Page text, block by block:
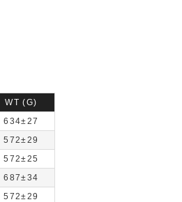
WT (G)
634±27
572±29
572±25
687±34
572±29